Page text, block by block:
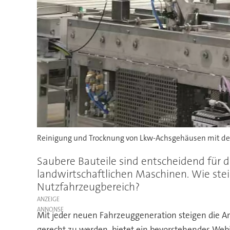
Reinigung und Trocknung von Lkw-Achsgehäusen mit
Saubere Bauteile sind entscheidend für
landwirtschaftlichen Maschinen. Wie
Nutzfahrzeugbereich?
ANZEIGE
Mit jeder neuen Fahrzeuggeneration steigen die